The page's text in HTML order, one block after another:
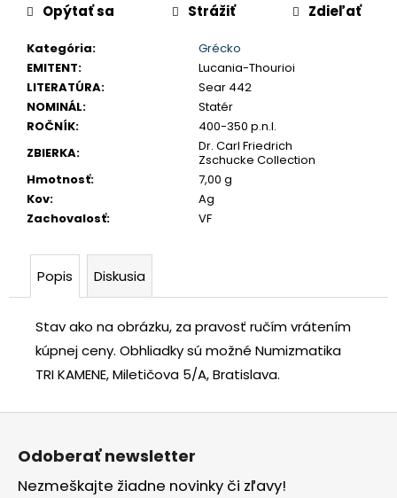
Kategória:
Grécko
EMITENT:
Lucania-Thourioi
LITERATÚRA:
Sear 442
NOMINÁL:
Statér
ROČNÍK:
400-350 p.n.l.
ZBIERKA:
Dr. Carl Friedrich
Zschucke Collection
Hmotnosť:
7,00 g
Kov:
Ag
Zachovalosť: VF
Opýtať sa Strážiť Zdieľať
Popis Diskusia
Stav ako na obrázku, za pravosť ručím vrátením
kúpnej ceny. Obhliadky sú možné Numizmatika
TRI KAMENE, Miletičova 5/A, Bratislava.
LEOPOLD
GRAJCIAR
1706
IP
SANKT
VEIT
€80
Z
Odoberať newsletter
Nezmeškajte žiadne novinky či zľavy!